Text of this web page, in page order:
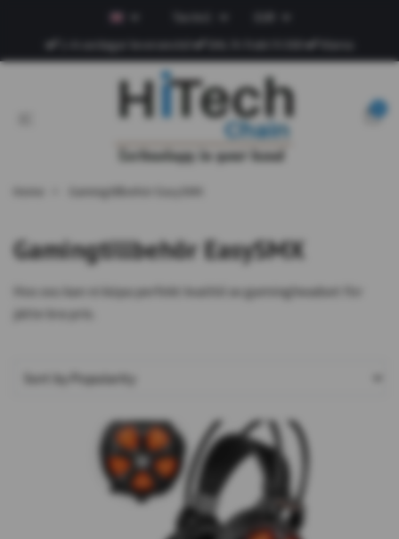
1-4 vardagar leveranstid
Gamingtillbehör EasySMX
Gamingtillbehör EasySMX
Hos oss kan ni köpa perfekt kvalité av gamingheadset för
jätte bra pris.